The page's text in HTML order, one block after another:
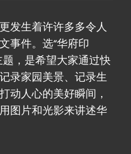
发生着许许多多令人
事件。选“华府印
，是希望大家通过快
录家园美景、记录生
动人心的美好瞬间，
图片和光影来讲述华